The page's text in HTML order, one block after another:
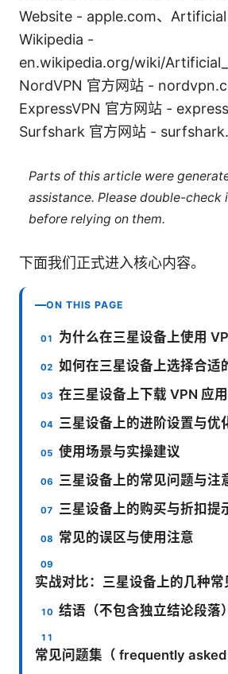
Website - apple.com、
Wikipedia -
en.wikipedia.org/wiki/
NordVPN 官方网站 -
ExpressVPN 官方网站 -
Surfshark 官方网站 -
Parts of this article were
assistance. Please double-
before relying on them.
下面我们正式进入核心内容。
ON THIS PAGE
为什么在三星设备上使用
如何在三星设备上选择合适
在三星设备上下载 VPN 应
三星设备上的进阶设置与优
使用场景与实操建议
三星设备上的常见问题与注
三星设备上的购买与折扣提
常见的误区与使用注意
实战对比：三星设备上的几种
结语（不包含独立结论段落）
常见问题集（ frequently asked